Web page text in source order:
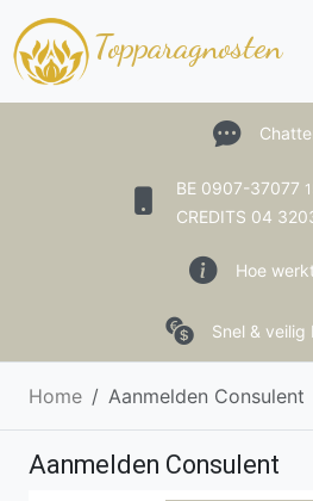
Topparagnosten
BE 0907-37077
CREDITS 04
Hoe
Snel & veilig
Home Aanmelden Consulent
Aanmelden Consulent